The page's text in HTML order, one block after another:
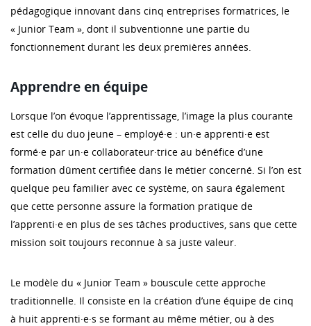
pédagogique innovant dans cinq entreprises formatrices, le
« Junior Team », dont il subventionne une partie du
fonctionnement durant les deux premières années.
Apprendre en équipe
Lorsque l’on évoque l’apprentissage, l’image la plus courante
est celle du duo jeune – employé·e : un·e apprenti·e est
formé·e par un·e collaborateur·trice au bénéfice d’une
formation dûment certifiée dans le métier concerné. Si l’on est
quelque peu familier avec ce système, on saura également
que cette personne assure la formation pratique de
l’apprenti·e en plus de ses tâches productives, sans que cette
mission soit toujours reconnue à sa juste valeur.
Le modèle du « Junior Team » bouscule cette approche
traditionnelle. Il consiste en la création d’une équipe de cinq
à huit apprenti·e·s se formant au même métier, ou à des